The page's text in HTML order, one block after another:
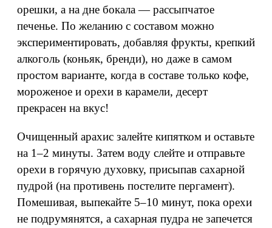
орешки, а на дне бокала — рассыпчатое
печенье. По желанию с составом можно
экспериментировать, добавляя фрукты, крепкий
алкоголь (коньяк, бренди), но даже в самом
простом варианте, когда в составе только кофе,
мороженое и орехи в карамели, десерт
прекрасен на вкус!
Очищенный арахис залейте кипятком и оставьте
на 1–2 минуты. Затем воду слейте и отправьте
орехи в горячую духовку, присыпав сахарной
пудрой (на противень постелите пергамент).
Помешивая, выпекайте 5–10 минут, пока орехи
не подрумянятся, а сахарная пудра не запечется